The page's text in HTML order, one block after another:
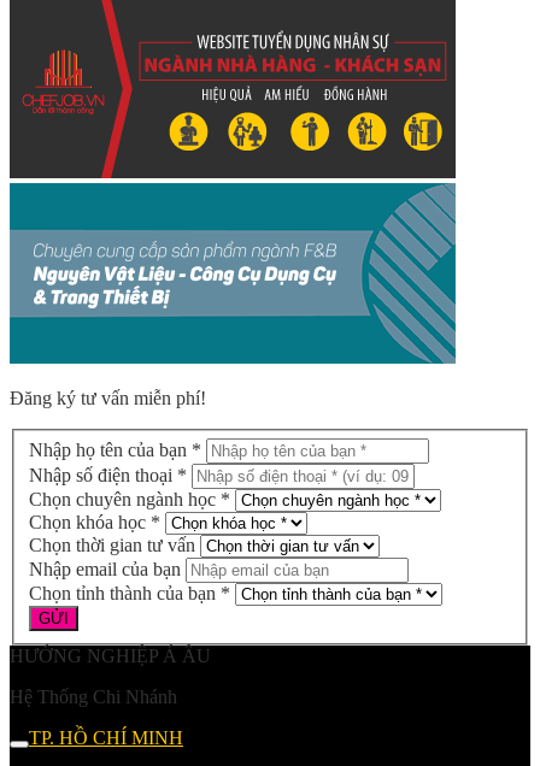
Đăng ký tư vấn miễn phí!
Nhập họ tên của bạn *
Nhập số điện thoại *
Chọn chuyên ngành học *
Chọn khóa học *
Chọn thời gian tư vấn
Nhập email của bạn
Chọn tỉnh thành của bạn *
HƯỚNG NGHIỆP Á ÂU
Hệ Thống Chi Nhánh
TP. HỒ CHÍ MINH